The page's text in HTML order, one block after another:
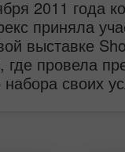
2011 года
приняла
выставке
где провела
своих